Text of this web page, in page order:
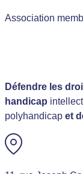
Association
Défendre les
handicap
polyhandicap et